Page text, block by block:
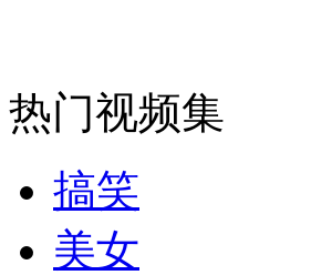
外交部：有关国家言论片面不公正
安徽一实载49人客车翻车
热门视频集
搞笑
美女